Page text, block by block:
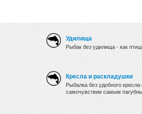
Удилища
Рыбак без удилища - как
Кресла и раскладушки
Рыбалка без удобного
самочувствии самым